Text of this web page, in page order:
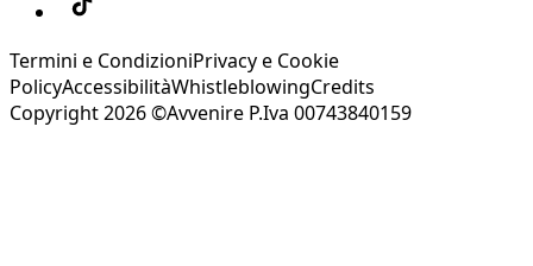
Termini e CondizioniPrivacy e Cookie
PolicyAccessibilitàWhistleblowingCredits
Copyright 2026 ©Avvenire P.Iva 00743840159